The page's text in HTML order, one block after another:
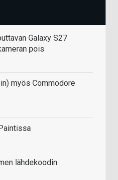
Galaxy S27
pois
myös Commodore
lähdekoodin